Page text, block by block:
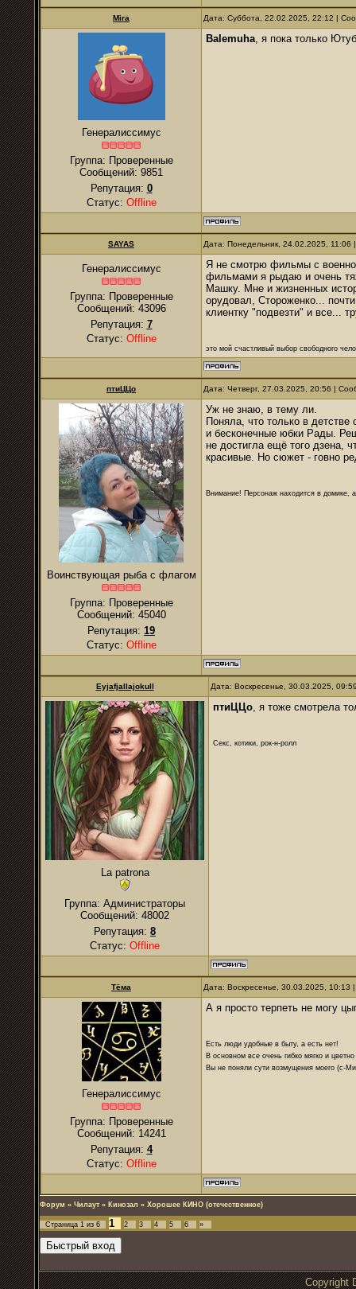
Mira Дата: Суббота, 22.02.2025, 22:12 |
Генералиссимус
Группа: Проверенные
Сообщений: 9851
Репутация: 0
Статус: Offline
Balemuha, я пока только
SAYAS Дата: Понедельник, 24.02.2025,
Генералиссимус
Группа: Проверенные
Сообщений: 43096
Репутация: 7
Статус: Offline
Я не смотрю фильмы с
фильмами я рыдаю и очень
Машку. Мне и жизненных
орудовал, Стороженко...
клиентку "подвезти" и все...
это мой счастливый выбор свободного
птиЦЦо Дата: Четверг, 27.03.2025, 20:56 |
Воинствующая рыба с флагом
Группа: Проверенные
Сообщений: 45040
Репутация: 19
Статус: Offline
Уж не знаю, в тему ли.
Поняла, что только в
и бесконечные юбки Рады.
не достигла ещё того дзена,
красивые. Но сюжет - говно
Внимание! Персонаж находится в домике,
Eyjafjallajokull Дата: Воскресенье, 30.03.2025,
La patrona
Группа: Администраторы
Сообщений: 48002
Репутация: 8
Статус: Offline
птиЦЦо, я тоже смотрела
Секс, котики, рок-н-ролл
Тёма Дата: Воскресенье, 30.03.2025,
Генералиссимус
Группа: Проверенные
Сообщений: 14241
Репутация: 4
Статус: Offline
А я просто терпеть не могу
Есть люди удобные в быту, а есть нет!
В основном все очень гибко мягко и цветно
Вы не поняли сути возмущения моего (с-
Форум » Чилаут » Кинозал » Хорошее КИНО (отечественное)
Страница 1 из 6 1 2 3 4 5 6 »
Copyright